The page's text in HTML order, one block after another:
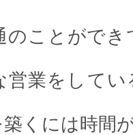
のことがで
営業をして
築くには時間